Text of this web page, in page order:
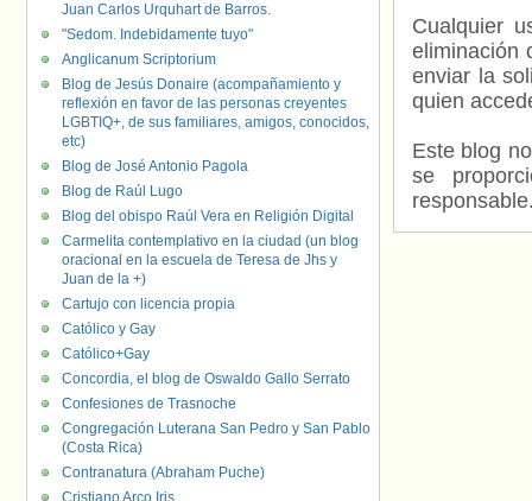
Cualquier
eliminación
enviar la
quien
Este blog
se
Juan Carlos Urquhart de Barros.
"Sedom. Indebidamente tuyo"
Anglicanum Scriptorium
Blog de Jesús Donaire (acompañamiento y
reflexión en favor de las personas creyentes
LGBTIQ+, de sus familiares, amigos, conocidos,
etc)
Blog de José Antonio Pagola
Blog de Raúl Lugo
Blog del obispo Raúl Vera en Religión Digital
Carmelita contemplativo en la ciudad (un blog
oracional en la escuela de Teresa de Jhs y
Juan de la +)
Cartujo con licencia propia
Católico y Gay
Católico+Gay
Concordia, el blog de Oswaldo Gallo Serrato
Confesiones de Trasnoche
Congregación Luterana San Pedro y San Pablo
(Costa Rica)
Contranatura (Abraham Puche)
Cristiano Arco Iris